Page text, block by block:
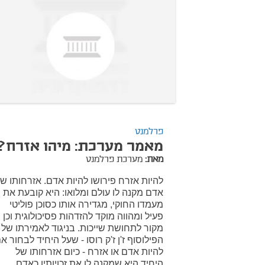
פרלמנט
מאמר מערכת: מיהו
מאת: מערכת פרלמנט
להיות אזרח פירושו להיות אדם. אזרחותו
אדם מקנה לו עולם ומלואו: היא קובעת את
מעמדו החוקי, מגדירה אותו כסוכן פוליטי
פעיל ומהווה מוקד להזדהות פסיכולוגית וכן
מקור לתחושת שייכות. בניגוד לאמירתו של
הפילוסוף ז'ן ז'ק רוסו - שעל היחיד לבחור
להיות אדם או אזרח - כיום אזרחותו של